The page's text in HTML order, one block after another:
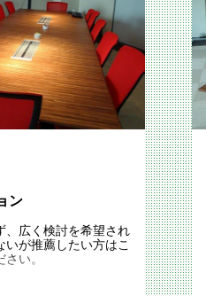
ン
、広く検討を希望され
いが推薦したい方はこ
い。